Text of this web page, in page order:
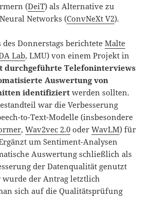
(DeiT) als Alternative zu
Networks (ConvNeXt V2).
des Donnerstags berichteteMalte
Lab, LMU) von einem Projekt in
durchgeführte Telefoninterviews
Auswertung von
identifiziert werden sollten.
war die Verbesserung
to-Text-Modelle (insbesondere
,Wav2vec 2.0 oderWavLM) für
um Sentiment-Analysen
Auswertung schließlich als
der Datenqualität genutzt
wurde der Antrag letztlich
sich auf die Qualitätsprüfung